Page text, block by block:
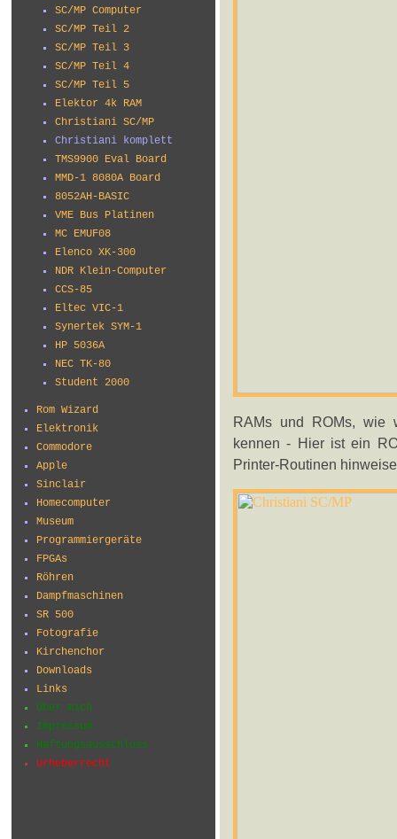
SC/MP Computer
SC/MP Teil 2
SC/MP Teil 3
SC/MP Teil 4
SC/MP Teil 5
Elektor 4k RAM
Christiani SC/MP
Christiani komplett
TMS9900 Eval Board
MMD-1 8080A Board
8052AH-BASIC
VME Bus Platinen
MC EMUF08
Elenco XK-300
NDR Klein-Computer
CCS-85
Eltec VIC-1
Synertek SYM-1
HP 5036A
NEC TK-80
Student 2000
Rom Wizard
Elektronik
Commodore
Apple
Sinclair
Homecomputer
Museum
Programmiergeräte
FPGAs
Röhren
Dampfmaschinen
SR 500
Fotografie
Kirchenchor
Downloads
Links
Über mich
Impressum
Haftungsausschluss
Urheberrecht
RAMs und ROMs, wie
kennen - Hier ist ein
Printer-Routinen